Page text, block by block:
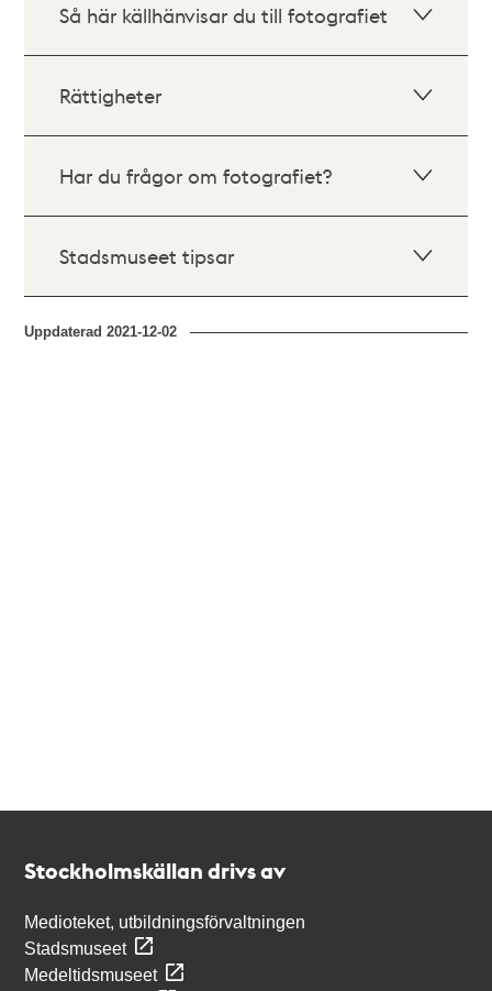
Så här källhänvisar du till fotografiet
Rättigheter
Har du frågor om fotografiet?
Stadsmuseet tipsar
Uppdaterad2021-12-02
Stockholmskällan drivs av
Medioteket, utbildningsförvaltningen
Stadsmuseet
Medeltidsmuseet